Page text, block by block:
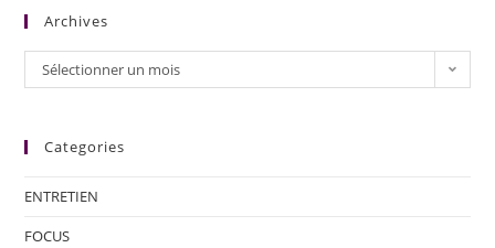
Archives
Sélectionner un mois
Categories
ENTRETIEN
FOCUS